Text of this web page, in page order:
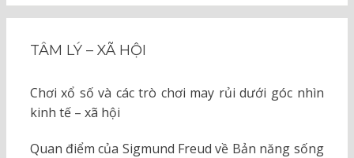
TÂM LÝ – XÃ HỘI
Chơi xổ số và các trò chơi may rủi dưới góc nhìn
kinh tế – xã hội
Quan điểm của Sigmund Freud về Bản năng sống